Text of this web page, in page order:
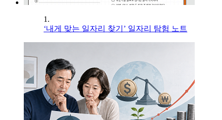
1.
‘내게 맞는 일자리 찾기’ 일자리 탐험 노트